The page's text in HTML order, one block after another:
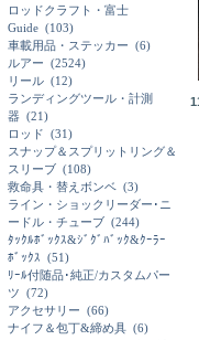
ロッドクラフト・富士
Guide (103)
車載用品・ステッカー (6)
ルアー (2524)
リール (12)
ランディングツール・計測
器 (21)
ロッド (31)
スナップ＆スプリットリング＆
スリーブ (108)
救命具・替えボンベ (3)
ライン・ショックリーダー･ニ
ードル・チューブ (244)
ﾀｯｸﾙﾎﾞｯｸｽ&ｼﾞｸﾞﾊﾞｯｸ&ｸｰﾗｰ
ﾎﾞｯｸｽ (51)
ﾘｰﾙ付随品･純正/カスタムパー
ツ (72)
アクセサリー (66)
ナイフ＆包丁&締め具 (6)